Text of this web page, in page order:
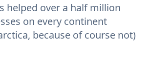
helped over a half million
on every continent
because of course not)